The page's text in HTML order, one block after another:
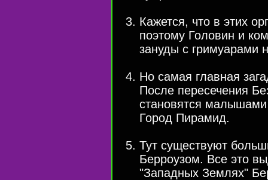
Кажется, что в этих
поэтому Головин и
зануды с гримуарами
Но самая главная
После пересечения
становятся
Город Пирамид.
Тут существуют
Берроузом. Все это
"Западных Землях"